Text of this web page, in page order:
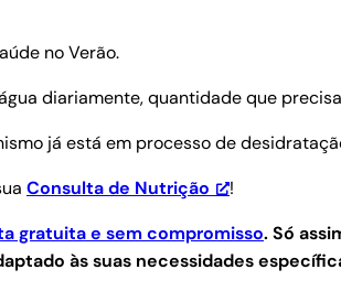
no Verão.
diariamente, quantidade que
já está em processo de
Consulta de Nutrição
!
gratuita e sem compromisso.Só
às suas necessidades